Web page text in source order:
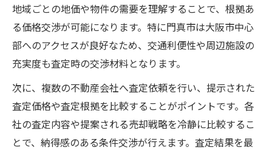
地域ごとの地価や物件の需要を理解することで、根拠あ
る価格交渉が可能になります。特に門真市は大阪市中心
部へのアクセスが良好なため、交通利便性や周辺施設の
充実度も査定時の交渉材料となります。
次に、複数の不動産会社へ査定依頼を行い、提示された
査定価格や査定根拠を比較することがポイントです。各
社の査定内容や提案される売却戦略を冷静に比較するこ
とで、納得感のある条件交渉が行えます。査定結果を最